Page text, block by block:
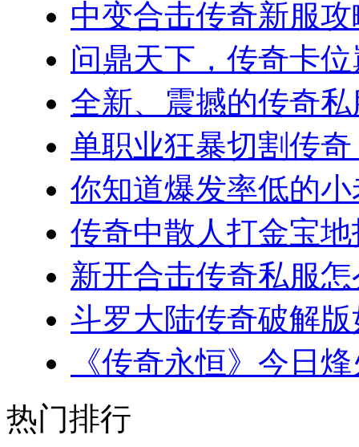
中变合击传奇新服
问鼎天下，传奇卡
全新、震撼的传奇
单职业狂暴切割传
你知道爆发率低的
传奇中散人打金宝地
新开合击传奇私服
斗罗大陆传奇破解
《传奇永恒》今日
热门排行